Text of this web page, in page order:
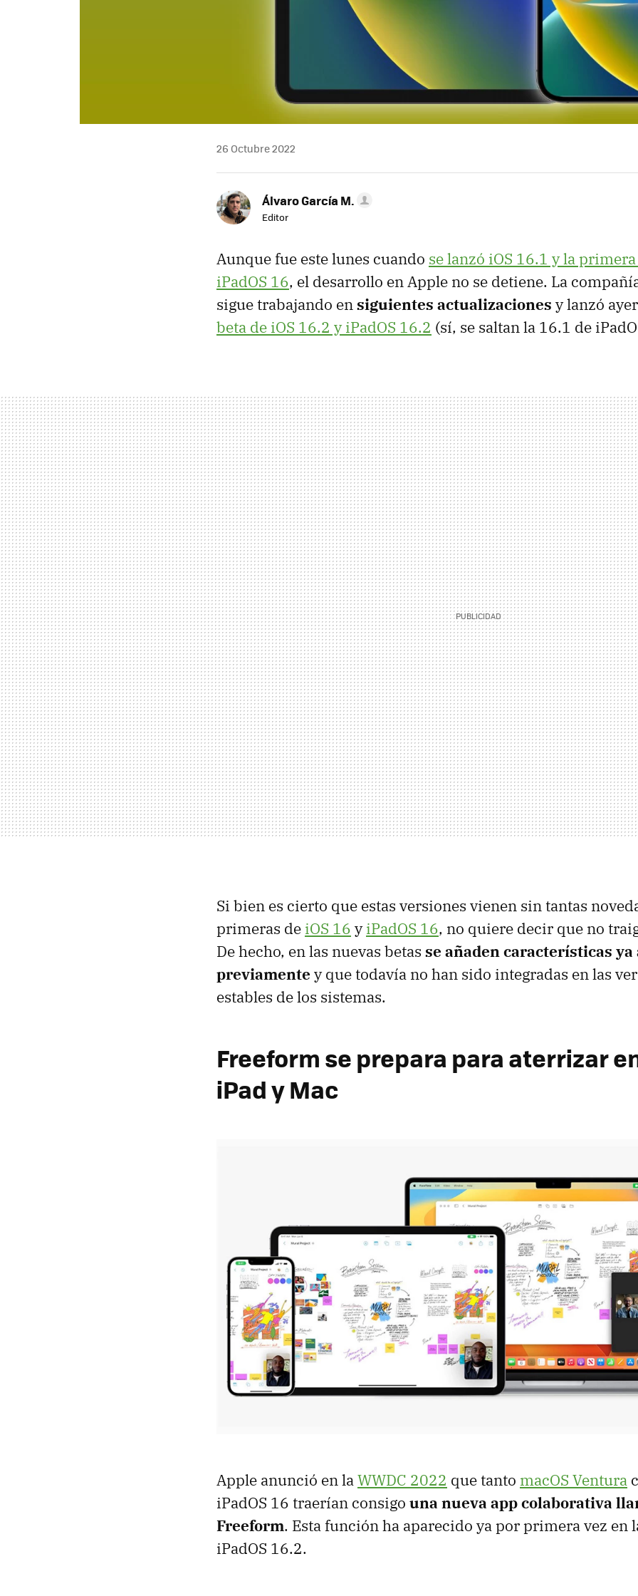
26 Octubre 2022
Álvaro García M.
Editor
Aunque fue este lunes cuando se lanzó iOS 16.1 y la
iPadOS 16, el desarrollo en Apple no se detiene. La
sigue trabajando ensiguientes actualizaciones y lanzó
beta de iOS 16.2 y iPadOS 16.2 (sí, se saltan la 16.1 de
Si bien es cierto que estas versiones vienen sin tantas
primeras de iOS 16 yiPadOS 16, no quiere decir que no
De hecho, en las nuevas betas se añaden características
previamente y que todavía no han sido integradas en las
estables de los sistemas.
Freeform se prepara para aterrizar
iPad y Mac
Apple anunció en laWWDC 2022 que tanto macOS Ventura
iPadOS 16 traerían consigo una nueva app colaborativa
Freeform. Esta función ha aparecido ya por primera vez en
iPadOS 16.2.